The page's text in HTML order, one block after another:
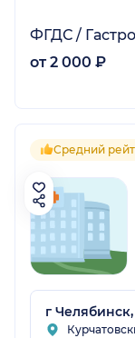
ФГДС /
от 2 000 ₽
Средний
г